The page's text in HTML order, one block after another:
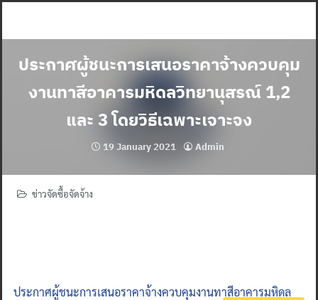
ประกาศผู้ชนะการเสนอราคาจ้างควบคุม
งานทาสีอาคารมหิดลวิทยานุสรณ์ 1,2
และ 3 โดยวิธีเฉพาะเจาะจง
19 January 2021 Admin
ข่าวจัดซื้อจัดจ้าง
ประกาศผู้ชนะการเสนอราคาจ้างควบคุมงานทาสีอาคารมหิดล